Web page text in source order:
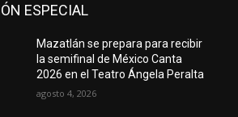
ESPECIAL
Mazatlán se prepara para recibir
la semifinal de México Canta
2026 en el Teatro Ángela Peralta
agosto 4, 2026